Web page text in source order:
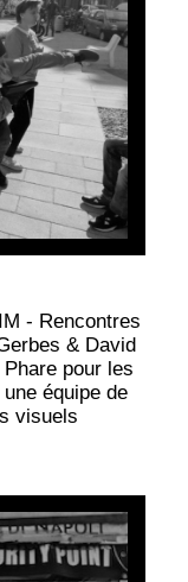
- Rencontres
& David
pour les
équipe de
visuels